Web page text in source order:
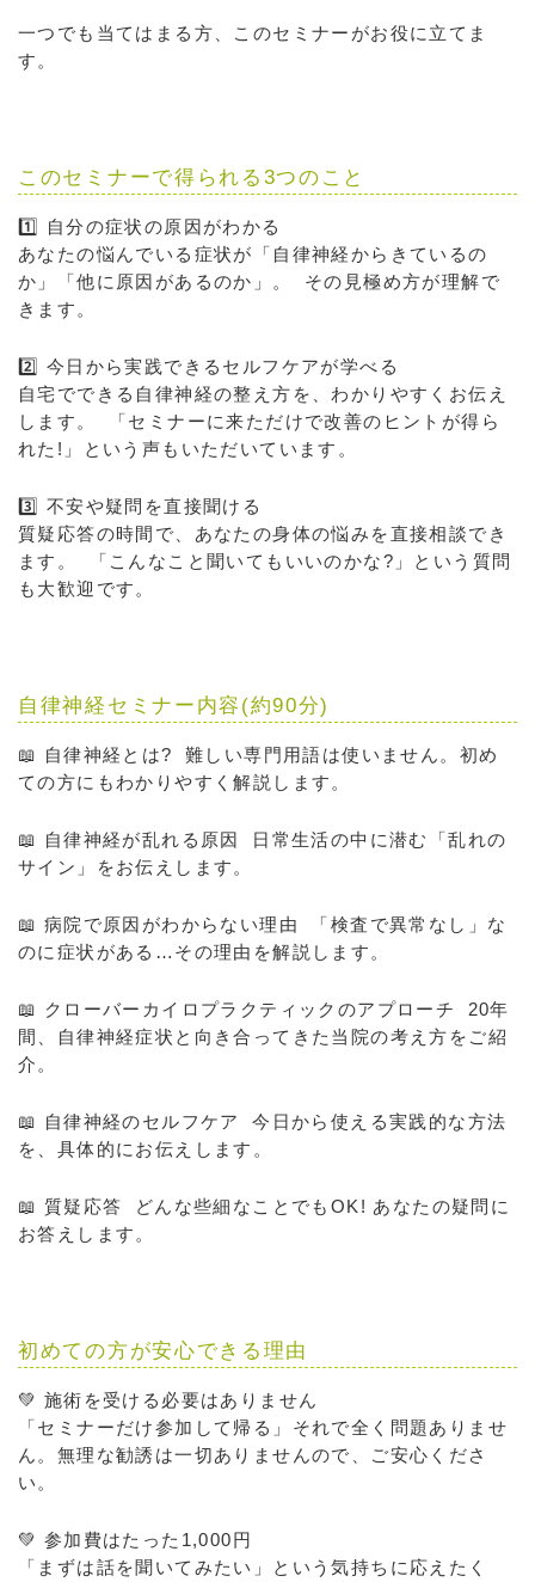
一つでも当てはまる方、このセミナーがお役に立てま
す。
このセミナーで得られる3つのこと
1️⃣ 自分の症状の原因がわかる
あなたの悩んでいる症状が「自律神経からきているの
か」「他に原因があるのか」。 その見極め方が理解で
きます。
2️⃣ 今日から実践できるセルフケアが学べる
自宅でできる自律神経の整え方を、わかりやすくお伝え
します。 「セミナーに来ただけで改善のヒントが得ら
れた!」という声もいただいています。
3️⃣ 不安や疑問を直接聞ける
質疑応答の時間で、あなたの身体の悩みを直接相談でき
ます。 「こんなこと聞いてもいいのかな?」という質問
も大歓迎です。
自律神経セミナー内容(約90分)
📖 自律神経とは? 難しい専門用語は使いません。初め
ての方にもわかりやすく解説します。
📖 自律神経が乱れる原因 日常生活の中に潜む「乱れの
サイン」をお伝えします。
📖 病院で原因がわからない理由 「検査で異常なし」な
のに症状がある…その理由を解説します。
📖 クローバーカイロプラクティックのアプローチ 20年
間、自律神経症状と向き合ってきた当院の考え方をご紹
介。
📖 自律神経のセルフケア 今日から使える実践的な方法
を、具体的にお伝えします。
📖 質疑応答 どんな些細なことでもOK! あなたの疑問に
お答えします。
初めての方が安心できる理由
💚 施術を受ける必要はありません
「セミナーだけ参加して帰る」それで全く問題ありませ
ん。無理な勧誘は一切ありませんので、ご安心くださ
い。
💚 参加費はたった1,000円
「まずは話を聞いてみたい」という気持ちに応えたく